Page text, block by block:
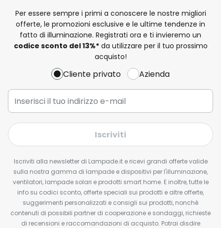
Per essere sempre i primi a conoscere le nostre migliori
offerte, le promozioni esclusive e le ultime tendenze in
fatto di illuminazione. Registrati ora e ti invieremo un
codice sconto del13%*da utilizzare per il tuo prossimo
acquisto!
Cliente privato Azienda
Iscriviti
Iscriviti alla newsletter di Lampade.it e ricevi grandi offerte valide
sulla nostra gamma di lampade e dispositivi per l'illuminazione,
ventilatori, lampade solari e prodotti smart home. E inoltre, tutte le
info su codici sconto, offerte speciali sui prodotti e altre offerte,
suggerimenti personalizzati e consigli sui prodotti, nonché
contenuti di possibili partner di cooperazione e sondaggi, richieste
di recensioni e raccomandazioni di acquisto. Potrai disdire